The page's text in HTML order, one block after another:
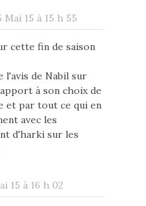
Mai 15 à 15 h 55
cette fin de saison
l'avis de Nabil sur
à son choix de
et par tout ce qui en
avec les
d'harki sur les
15 à 16 h 02